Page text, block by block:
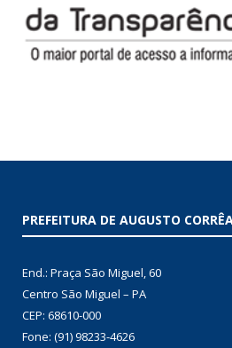
PREFEITURA DE AUGUSTO
End.: Praça São Miguel, 60
Centro São Miguel – PA
CEP: 68610-000
Fone: (91) 98233-4626